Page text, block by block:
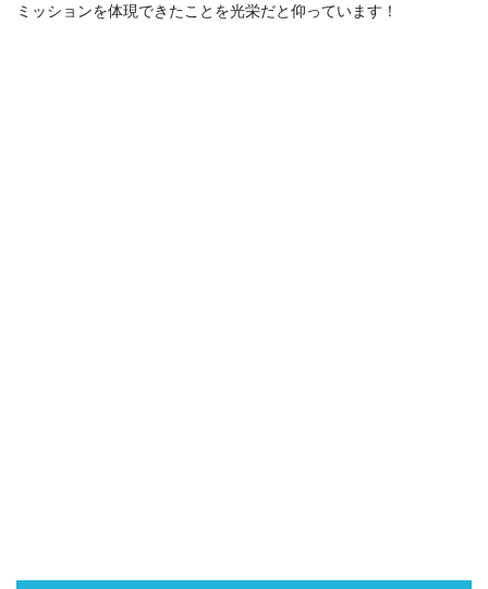
ミッションを体現できたことを光栄だと仰っています！